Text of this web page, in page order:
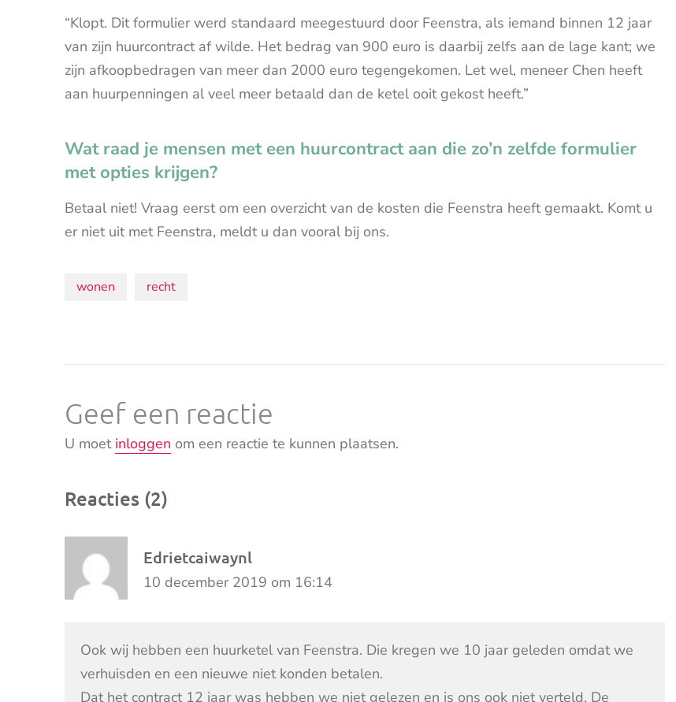
“Klopt. Dit formulier werd standaard meegestuurd door Feenstra, als iemand binnen 12 jaar
van zijn huurcontract af wilde. Het bedrag van 900 euro is daarbij zelfs aan de lage kant; we
zijn afkoopbedragen van meer dan 2000 euro tegengekomen. Let wel, meneer Chen heeft
aan huurpenningen al veel meer betaald dan de ketel ooit gekost heeft.”
Wat raad je mensen met een huurcontract aan die zo’n zelfde formulier
met opties krijgen?
Betaal niet! Vraag eerst om een overzicht van de kosten die Feenstra heeft gemaakt. Komt u
er niet uit met Feenstra, meldt u dan vooral bij ons.
Onderwerpen:
wonen recht
Geef een reactie
U moet inloggen om een reactie te kunnen plaatsen.
Reacties (2)
Edrietcaiwaynl
10 december 2019 om 16:14
Ook wij hebben een huurketel van Feenstra. Die kregen we 10 jaar geleden omdat we
verhuisden en een nieuwe niet konden betalen.
Dat het contract 12 jaar was hebben we niet gelezen en is ons ook niet verteld. De